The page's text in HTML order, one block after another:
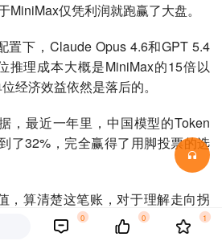
MiniMax仅凭利润就跑赢了大盘。
置下，Claude Opus 4.6和GPT 5.4
推理成本大概是MiniMax的15倍以
经济效益依然是落后的。
， 最近一年里，中国模型的Token
了32%， 完全赢得了用脚投票的选
，算清楚这笔账，对于理解走向拐
键。
0 0 1